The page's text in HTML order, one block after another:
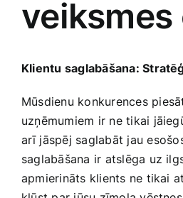
Medicīnas preces
Pakalpojumi
Pārtikas preces
Preces birojam
veiksmes
Klientu saglabāšana:
Mūsdienu konkurences
‍uzņēmumiem ir ne tikai
⁢arī⁤ jāspēj‌ saglabāt jau
‍saglabāšana ir atslēga uz‍
apmierināts klients ne tikai